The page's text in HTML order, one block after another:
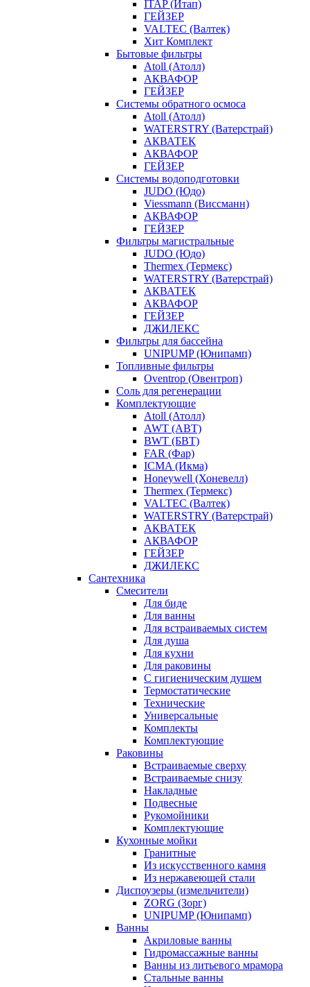
ITAP (Итап)
ГЕЙЗЕР
VALTEC (Валтек)
Хит Комплект
Бытовые фильтры
Atoll (Атолл)
АКВАФОР
ГЕЙЗЕР
Системы обратного осмоса
Atoll (Атолл)
WATERSTRY (Ватерстрай)
АКВАТЕК
АКВАФОР
ГЕЙЗЕР
Системы водоподготовки
JUDO (Юдо)
Viessmann (Виссманн)
АКВАФОР
ГЕЙЗЕР
Фильтры магистральные
JUDO (Юдо)
Thermex (Термекс)
WATERSTRY (Ватерстрай)
АКВАТЕК
АКВАФОР
ГЕЙЗЕР
ДЖИЛЕКС
Фильтры для бассейна
UNIPUMP (Юнипамп)
Топливные фильтры
Oventrop (Овентроп)
Соль для регенерации
Комплектующие
Atoll (Атолл)
AWT (АВТ)
BWT (БВТ)
FAR (Фар)
ICMA (Икма)
Honeywell (Хоневелл)
Thermex (Термекс)
VALTEC (Валтек)
WATERSTRY (Ватерстрай)
АКВАТЕК
АКВАФОР
ГЕЙЗЕР
ДЖИЛЕКС
Сантехника
Смесители
Для биде
Для ванны
Для встраиваемых систем
Для душа
Для кухни
Для раковины
С гигиеническим душем
Термостатические
Технические
Универсальные
Комплекты
Комплектующие
Раковины
Встраиваемые сверху
Встраиваемые снизу
Накладные
Подвесные
Рукомойники
Комплектующие
Кухонные мойки
Гранитные
Из искусственного камня
Из нержавеющей стали
Диспоузеры (измельчители)
ZORG (Зорг)
UNIPUMP (Юнипамп)
Ванны
Акриловые ванны
Гидромассажные ванны
Ванны из литьевого мрамора
Стальные ванны